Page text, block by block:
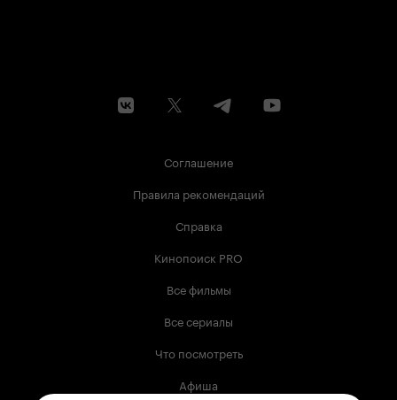
Соглашение
Правила рекомендаций
Справка
Кинопоиск PRO
Все фильмы
Все сериалы
Что посмотреть
Афиша